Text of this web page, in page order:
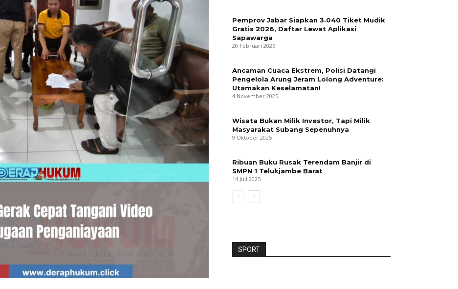
Pemprov Jabar Siapkan 3.040 Tiket Mudik
Gratis 2026, Daftar Lewat Aplikasi
Sapawarga
20 Februari 2026
Ancaman Cuaca Ekstrem, Polisi Datangi
Pengelola Arung Jeram Lolong Adventure:
Utamakan Keselamatan!
4 November 2025
Wisata Bukan Milik Investor, Tapi Milik
Masyarakat Subang Sepenuhnya
9 Oktober 2025
Ribuan Buku Rusak Terendam Banjir di
SMPN 1 Telukjambe Barat
14 Juli 2025
SPORT